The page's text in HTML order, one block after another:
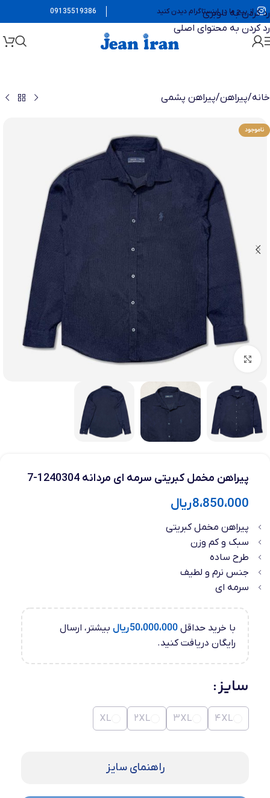
رد کردن به ناوبری
رد کردن به محتوای اصلی
از پیج ما در اینستاگرام دیدن کنید 09135519386
خانه/پیراهن/پیراهن پشمی
ناموجود
بزرگنمایی تصویر
پیراهن مخمل کبریتی سرمه ای مردانه 1240304-7
8،850،000ریال
پیراهن مخمل کبریتی
سبک و کم وزن
طرح ساده
جنس نرم و لطیف
سرمه ای
با خرید حداقل 50،000،000ریال بیشتر، ارسال
رایگان دریافت کنید.
سایز
4XL
3XL
2XL
XL
راهنمای سایز